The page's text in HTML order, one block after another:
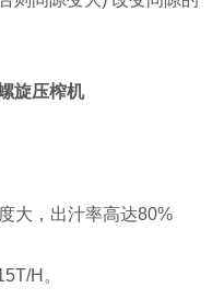
旋压榨机
，出汁率高达80%
H。